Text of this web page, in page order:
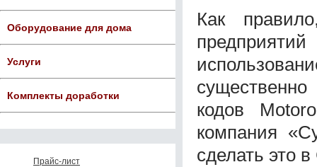
Оборудование для дома
Услуги
Комплекты доработки
Прайс-лист
Как
кодов
компания
сделать это